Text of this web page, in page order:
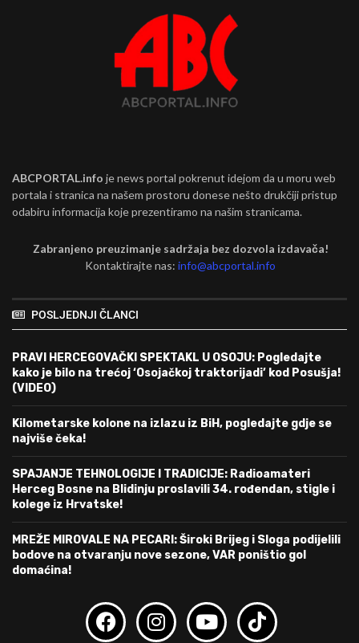
ABCPORTAL.info je news portal pokrenut idejom da u moru web
portala i stranica na našem prostoru donese nešto drukčiji pristup
odabiru informacija koje prezentiramo na našim stranicama.
Zabranjeno preuzimanje sadržaja bez dozvola izdavača!
Kontaktirajte nas:info@abcportal.info
POSLJEDNJI ČLANCI
PRAVI HERCEGOVAČKI SPEKTAKL U OSOJU: Pogledajte
kako je bilo na trećoj ‘Osojačkoj traktorijadi’ kod Posušja!
(VIDEO)
Kilometarske kolone na izlazu iz BiH, pogledajte gdje se
najviše čeka!
SPAJANJE TEHNOLOGIJE I TRADICIJE: Radioamateri
Herceg Bosne na Blidinju proslavili 34. rođendan, stigle i
kolege iz Hrvatske!
MREŽE MIROVALE NA PECARI: Široki Brijeg i Sloga podijelili
bodove na otvaranju nove sezone, VAR poništio gol
domaćina!